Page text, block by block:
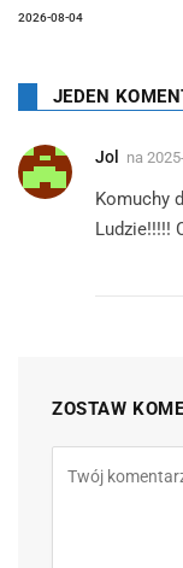
2026-08-04
JEDEN
Jol na
Komuchy
Ludzie!!!!!
ZOSTAW